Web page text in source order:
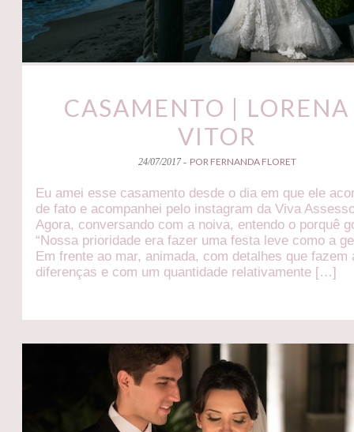
CASAMENTO |
VITOR
24/07/2017 - POR FERNANDA FLORET
Eu amei esse casamento desde o dia em que ele
de fato e acompanhei pelo instagram da Viva
Agora, conversando com a noiva, entendo o porquê
“Nossa prioridade era fazer uma festa leve como a
Em frente ao mar, animada, com detalhes que fazem
diferenças e com um quantidade relativamente […]